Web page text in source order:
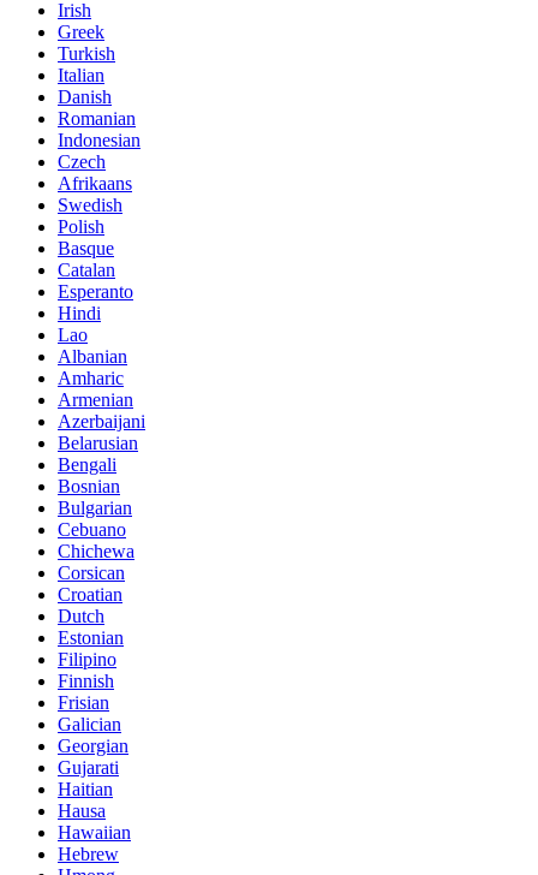
Irish
Greek
Turkish
Italian
Danish
Romanian
Indonesian
Czech
Afrikaans
Swedish
Polish
Basque
Catalan
Esperanto
Hindi
Lao
Albanian
Amharic
Armenian
Azerbaijani
Belarusian
Bengali
Bosnian
Bulgarian
Cebuano
Chichewa
Corsican
Croatian
Dutch
Estonian
Filipino
Finnish
Frisian
Galician
Georgian
Gujarati
Haitian
Hausa
Hawaiian
Hebrew